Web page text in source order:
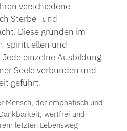
verschiedene
Sterbe- und
Diese gründen im
spirituellen und
einzelne Ausbildung
Seele verbunden und
geführt.
Mensch, der emphatisch und
wertfrei und
letzten Lebensweg